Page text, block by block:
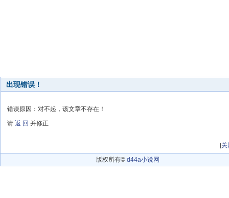
出现错误！
错误原因：对不起，该文章不存在！
请 返 回 并修正
[关
版权所有© d44a小说网